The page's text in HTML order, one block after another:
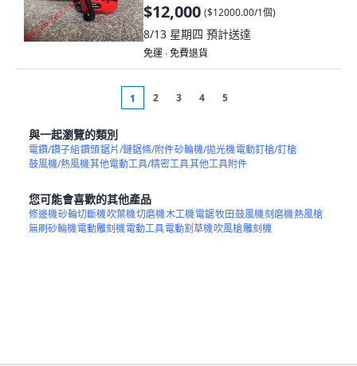
$12,000 ($12000.00/1個)
8/13 星期四 預計送達
免運 ∙ 免費退貨
1 2 3 4 5
與一起瀏覽的類別
電鑽/鑽子組鑽頭鋸片/鏈鋸條/附件砂輪機/拋光機電動釘槍/釘槍
鼓風機/熱風機其他電動工具/精密工具其他工具附件
您可能會喜歡的其他產品
修邊機砂輪切斷機吹葉機切磨機木工機電鋸牧田鼓風機刻磨機熱風槍
無刷砂輪機電動雕刻機電動工具電動割草機吹風槍雕刻機